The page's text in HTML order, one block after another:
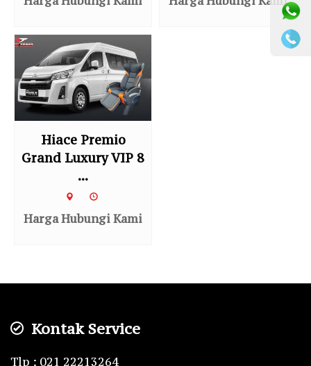
Hiace Premio
Grand Luxury VIP 8
...
Harga Hubungi Kami
Kontak Service
Tlp : 021 22213264